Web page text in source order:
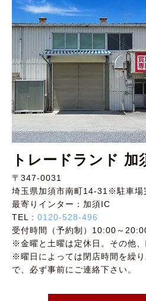
トレードランド 加
〒347-0031
埼玉県加須市南町14-31※駐車場
最寄りインター：加須IC
TEL : 0120-528-496
受付時間（予約制）10:00～
※金曜と土曜は定休日。その他、
※曜日によっては閉店時間を繰
で、必ず事前にご連絡下さい。